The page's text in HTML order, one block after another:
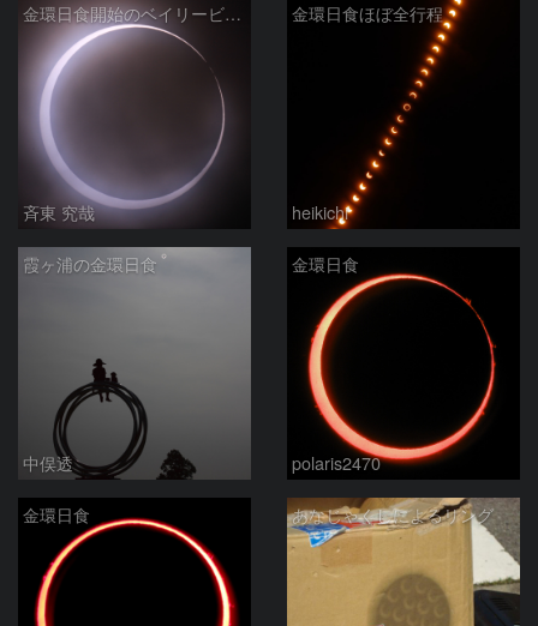
金環日食開始のベイリービーズ
斉東 究哉
金環日食ほぼ全行程
heikichi
霞ヶ浦の金環日食
中俣透
金環日食
polaris2470
金環日食 あなじゃくしによるリング